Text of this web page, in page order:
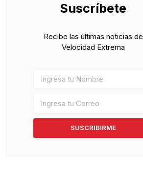
Suscríbete
Recibe las últimas noticias de
Velocidad Extrema
SUSCRIBIRME